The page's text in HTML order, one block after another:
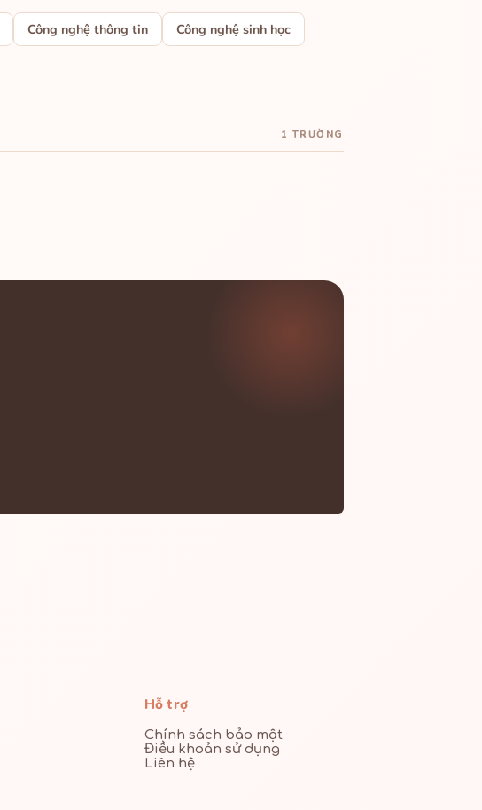
Công nghệ thông tin
Công nghệ sinh học
1 TRƯỜNG
Hỗ trợ
Chính sách bảo mật
Điều khoản sử dụng
Liên hệ